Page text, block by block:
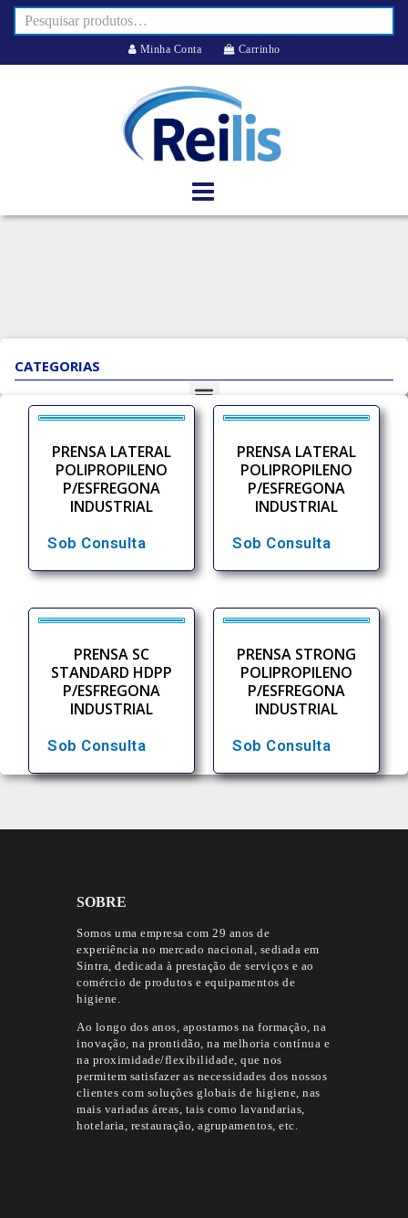
Minha Conta Carrinho
CATEGORIAS
PRENSA LATERAL
POLIPROPILENO
P/ESFREGONA
INDUSTRIAL
Sob Consulta
PRENSA LATERAL
POLIPROPILENO
P/ESFREGONA
INDUSTRIAL
Sob Consulta
PRENSA SC
STANDARD HDPP
P/ESFREGONA
INDUSTRIAL
Sob Consulta
PRENSA STRONG
POLIPROPILENO
P/ESFREGONA
INDUSTRIAL
Sob Consulta
SOBRE
Somos uma empresa com 29 anos de
experiência no mercado nacional, sediada em
Sintra, dedicada à prestação de serviços e ao
comércio de produtos e equipamentos de
higiene.
Ao longo dos anos, apostamos na formação, na
inovação, na prontidão, na melhoria contínua e
na proximidade/flexibilidade, que nos
permitem satisfazer as necessidades dos nossos
clientes com soluções globais de higiene, nas
mais variadas áreas, tais como lavandarias,
hotelaria, restauração, agrupamentos, etc.